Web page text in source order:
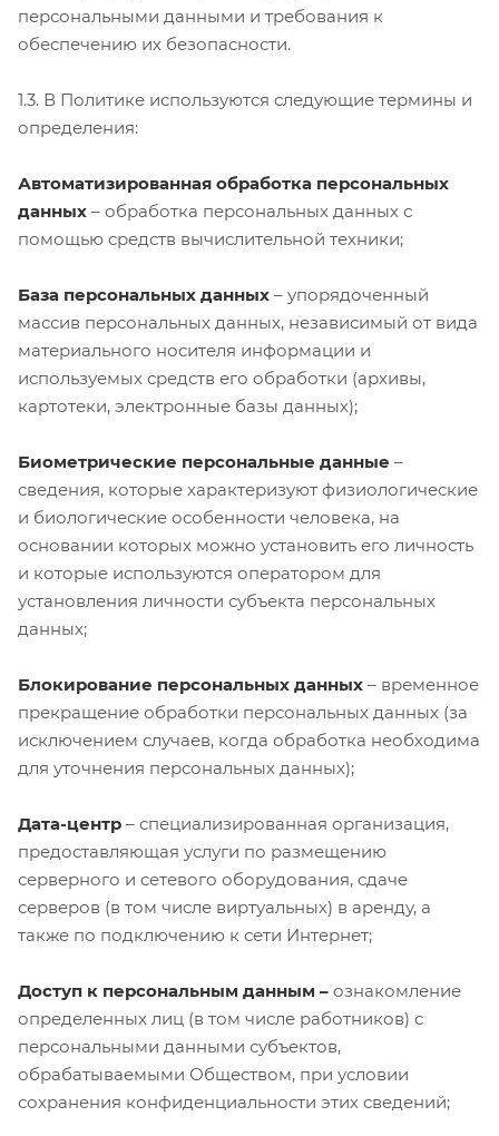
персональными данными и требования к
обеспечению их безопасности.
1.3. В Политике используются следующие термины и
определения:
Автоматизированная обработка персональных
данных – обработка персональных данных с
помощью средств вычислительной техники;
База персональных данных – упорядоченный
массив персональных данных, независимый от вида
материального носителя информации и
используемых средств его обработки (архивы,
картотеки, электронные базы данных);
Биометрические персональные данные –
сведения, которые характеризуют физиологические
и биологические особенности человека, на
основании которых можно установить его личность
и которые используются оператором для
установления личности субъекта персональных
данных;
Блокирование персональных данных – временное
прекращение обработки персональных данных (за
исключением случаев, когда обработка необходима
для уточнения персональных данных);
Дата-центр – специализированная организация,
предоставляющая услуги по размещению
серверного и сетевого оборудования, сдаче
серверов (в том числе виртуальных) в аренду, а
также по подключению к сети Интернет;
Доступ к персональным данным – ознакомление
определенных лиц (в том числе работников) с
персональными данными субъектов,
обрабатываемыми Обществом, при условии
сохранения конфиденциальности этих сведений;